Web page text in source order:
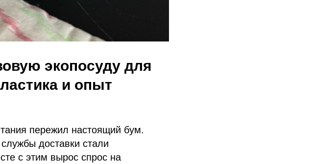
экопосуду для
и опыт
пережил настоящий бум.
доставки стали
с этим вырос спрос на